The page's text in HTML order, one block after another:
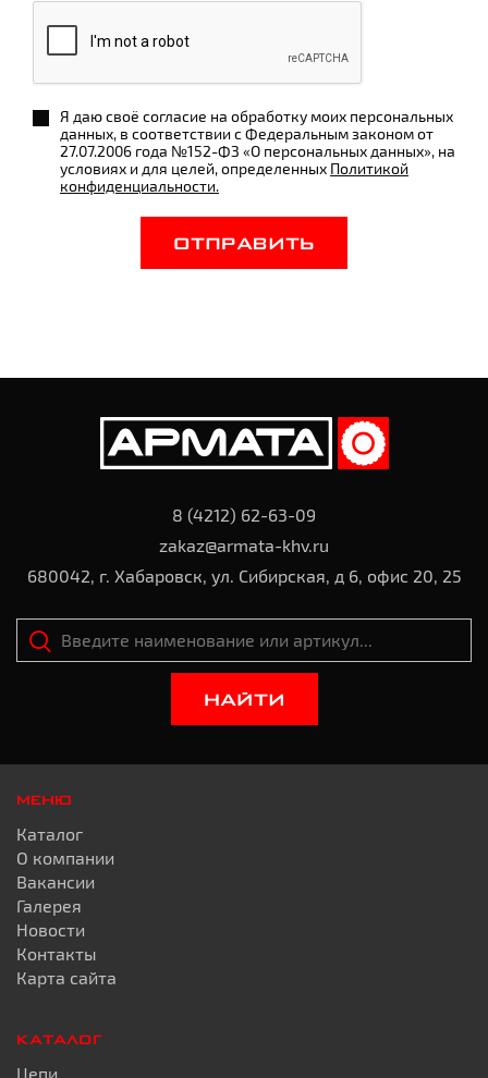
Я даю своё согласие на обработку моих персональных
данных, в соответствии с Федеральным законом от
27.07.2006 года №152-ФЗ «О персональных данных», на
условиях и для целей, определенных Политикой
конфиденциальности.
ОТПРАВИТЬ
8 (4212) 62-63-09
zakaz@armata-khv.ru
680042, г. Хабаровск, ул. Сибирская, д 6, офис 20, 25
НАЙТИ
МЕНЮ
Каталог
О компании
Вакансии
Галерея
Новости
Контакты
Карта сайта
КАТАЛОГ
Цепи